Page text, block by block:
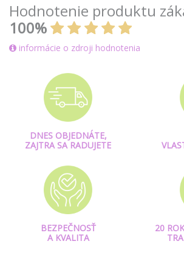
Hodnotenie produktu
100%
informácie o zdroji hodnotenia
DNES OBJEDNÁTE,
ZAJTRA SA RADUJETE
BEZPEČNOSŤ
A KVALITA
20